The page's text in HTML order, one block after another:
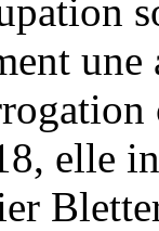
une
elle